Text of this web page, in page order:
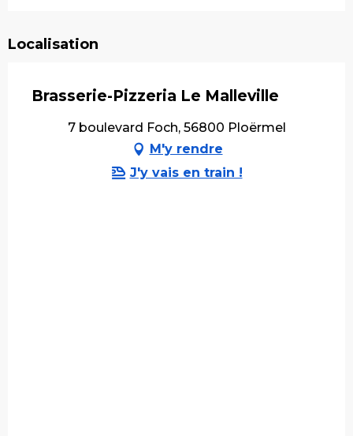
Localisation
Brasserie-Pizzeria Le Malleville
7 boulevard Foch, 56800 Ploërmel
M'y rendre
J'y vais en train !